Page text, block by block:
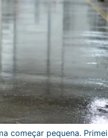
começar pequena.